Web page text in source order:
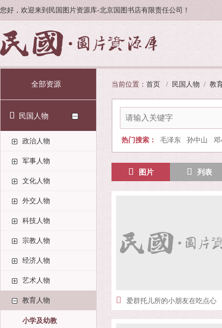
您好，欢迎来到民国图片资源库-北京国图书店有限责任公司！
全部资源
民国人物
政治人物
军事人物
文化人物
外交人物
科技人物
宗教人物
经济人物
艺术人物
教育人物
小学及幼教
当前位置： 首页 / 民国人物 / 教
热门搜索： 毛泽东 孙中山
图片 列表
爱群托儿所的小朋友在吃点心